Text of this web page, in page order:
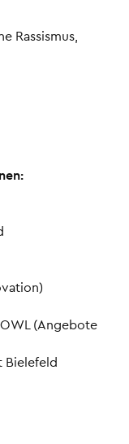
Rassismus,
(Angebote
Bielefeld